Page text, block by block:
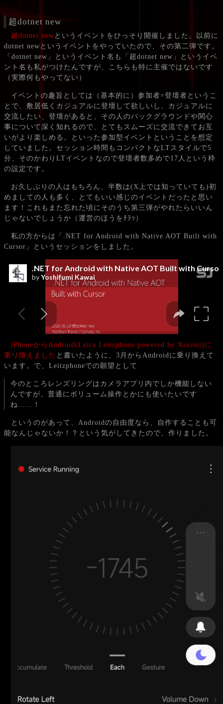
超dotnet new
超dotnet new というイベントをひっそり開催しました。以前に
dotnet newというイベントをやっていたので、その第二弾です。
「dotnet new」というイベント名も「超dotnet new」というイベ
ント名も私がつけたんですが、こちらも特に主催ではないです
（実際何もやってない）
イベントの趣旨としては（基本的に）参加者=登壇者というこ
とで、敷居低くカジュアルに登壇して欲しいし、カジュアルに
交流したい、登壇があると、その人のバックグラウンドや関心
事について深く知れるので、とてもスムーズに交流できてお互
いがより楽しめる。といった参加型イベントということを想定
していました。セッション時間もコンパクトなLTスタイルで5
分、そのかわりLTイベントなので登壇者数多めで17人という枠
の設定です。
お久しぶりの人はもちろん、半数は(X上では知っていても)初
めましての人も多く、とてもいい感じのイベントだったと思い
ます！これもまた忘れた頃にそのうち第三弾がやれたらいいん
じゃないでしょうか（運営のほうをﾁﾗｯ）
私の方からは「.NET for Android with Native AOT Built with
Cursor」というセッションをしました。
iPhoneからAndroid(Leica Leitzphone powered by Xiaomi)に
乗り換えました と書いたように、3月からAndroidに乗り換えて
います。で、Leitzphoneでの願望として
今のところレンズリングはカメラアプリ内でしか機能しない
んですが、普通にボリューム操作とかにも使いたいです
ね……！
というのがあって、Androidの自由度なら、自作することも可
能なんじゃないか！？という気がしてきたので、作りました。